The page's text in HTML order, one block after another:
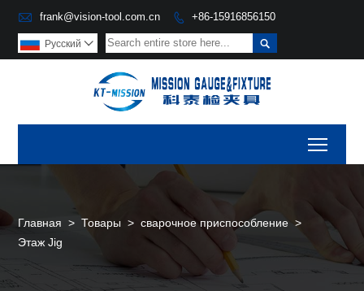
 frank@vision-tool.com.cn  +86-15916856150

Pусский 
Главная > Товары > сварочное приспособление >
Этаж Jig